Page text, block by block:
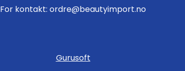
For kontakt: ordre@beautyimport.no
Gurusoft